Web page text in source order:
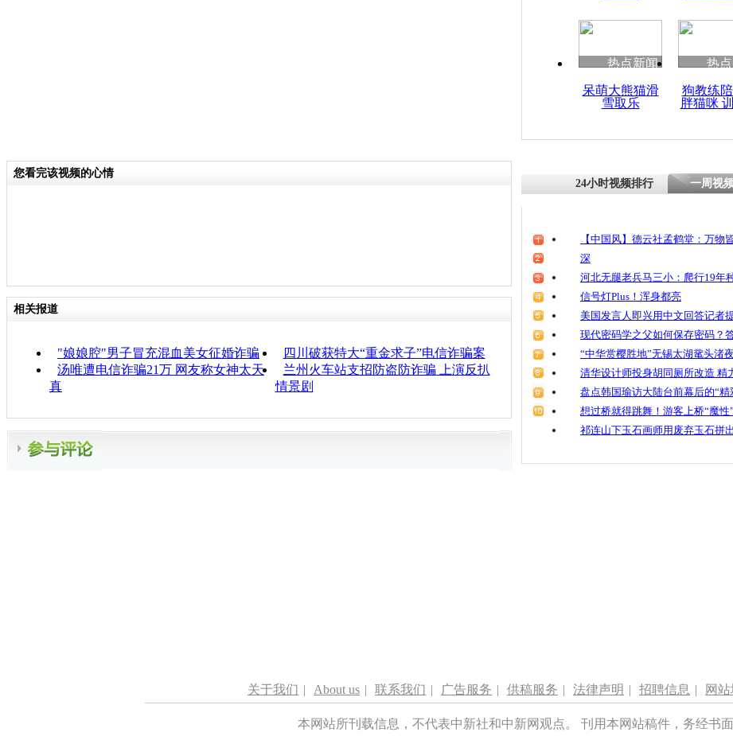
魂
热点新闻
呆萌大熊猫滑
雪取乐
热
狗教练
胖猫咪
您看完该视频的心情
相关报道
"娘娘腔"男子冒充混血美女征婚诈骗
四川破获特大“重金求子”电信诈骗案
汤唯遭电信诈骗21万 网友称女神太天
真
兰州火车站支招防盗防诈骗 上演反扒
情景剧
24小时视频排行 一周视
【中国风】德云社孟鹤堂：万物
深
河北无腿老兵马三小：爬行19年
信号灯Plus！浑身都亮
美国发言人即兴用中文回答记者
现代密码学之父如何保存密码？
“中华赏樱胜地”无锡太湖鼋头渚
清华设计师投身胡同厕所改造 精
盘点韩国瑜访大陆台前幕后的“精
想过桥就得跳舞！游客上桥“魔性
祁连山下玉石画师用废弃玉石拼
关于我们 | About us | 联系我们 | 广告服务 | 供稿服务 | 法律声明 | 招聘信息 | 网站
本网站所刊载信息，不代表中新社和中新网观点。 刊用本网站稿件，务经书面